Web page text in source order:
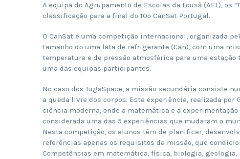
A equipa do Agrupamento de Escolas da Lousã (AEL), os
classificação para a final do 10º CanSat Portugal.
O CanSat é uma competição internacional, organizada
tamanho do uma lata de refrigerante (Can), com uma
temperatura e de pressão atmosférica para uma
uma das equipas participantes.
No caso dos TugaSpace, a missão secundária consiste
a queda livre dos corpos. Esta experiência, realizada
ciência moderna, onde a matemática e a
considerada uma das 5 experiências que mudaram o
Nesta competição, os alunos têm de planificar,
referências apenas os requisitos da missão, que
Competências em matemática, física, biologia,